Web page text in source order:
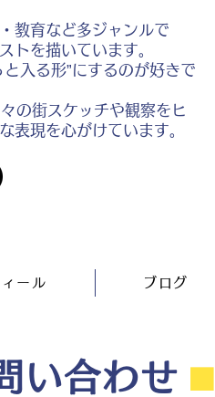
教育など多ジャンルで
トを描いています。
入る形”にするのが好きで
の街スケッチや観察をヒ
表現を心がけています。
ール ブログ
い合わせ ⬛︎